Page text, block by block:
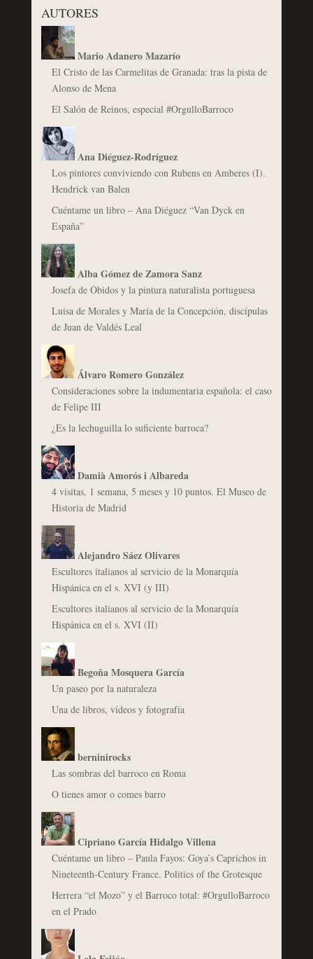
AUTORES
Mario Adanero Mazarío
El Cristo de las Carmelitas de Granada: tras la pista de
Alonso de Mena
El Salón de Reinos, especial #OrgulloBarroco
Ana Diéguez-Rodríguez
Los pintores conviviendo con Rubens en Amberes (I).
Hendrick van Balen
Cuéntame un libro – Ana Diéguez “Van Dyck en
España”
Alba Gómez de Zamora Sanz
Josefa de Óbidos y la pintura naturalista portuguesa
Luisa de Morales y María de la Concepción, discípulas
de Juan de Valdés Leal
Álvaro Romero González
Consideraciones sobre la indumentaria española: el caso
de Felipe III
¿Es la lechuguilla lo suficiente barroca?
Damià Amorós i Albareda
4 visitas, 1 semana, 5 meses y 10 puntos. El Museo de
Historia de Madrid
Alejandro Sáez Olivares
Escultores italianos al servicio de la Monarquía
Hispánica en el s. XVI (y III)
Escultores italianos al servicio de la Monarquía
Hispánica en el s. XVI (II)
Begoña Mosquera García
Un paseo por la naturaleza
Una de libros, vídeos y fotografía
berninirocks
Las sombras del barroco en Roma
O tienes amor o comes barro
Cipriano García Hidalgo Villena
Cuéntame un libro – Paula Fayos: Goya’s Caprichos in
Nineteenth-Century France. Politics of the Grotesque
Herrera “el Mozo” y el Barroco total: #OrgulloBarroco
en el Prado